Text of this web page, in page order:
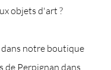
objets d'art ?
dans notre boutique
de Perpignan dans